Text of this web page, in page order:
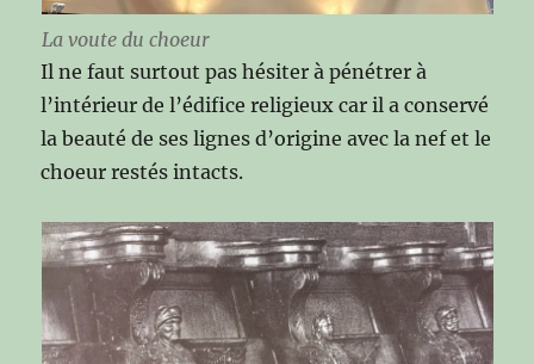
La voute du choeur
Il ne faut surtout pas hésiter à pénétrer à
l’intérieur de l’édifice religieux car il a conservé
la beauté de ses lignes d’origine avec la nef et le
choeur restés intacts.